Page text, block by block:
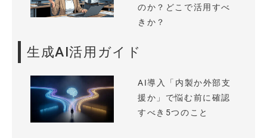
のか？どこで活用すべ
きか？
生成AI活用ガイド
AI導入「内製か外部支
援か」で悩む前に確認
すべき5つのこと